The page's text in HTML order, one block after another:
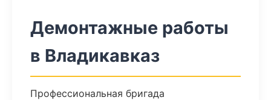
Демонтажные работы
в Владикавказ
Профессиональная бригада